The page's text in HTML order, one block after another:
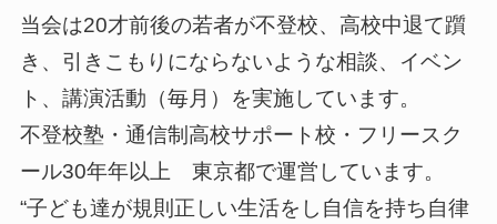
当会は20才前後の若者が不登校、高校中退て躓
き、引きこもりにならないような相談、イベン
ト、講演活動（毎月）を実施しています。
不登校塾・通信制高校サポート校・フリースク
ール30年年以上 東京都で運営しています。
“子ども達が規則正しい生活をし自信を持ち自律